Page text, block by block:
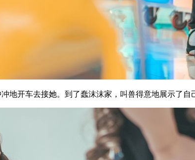
地开车去接她。到了蠢沫沫家，叫兽得意地展示了